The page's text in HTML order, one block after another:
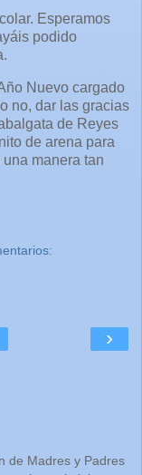
Esperamos
podido
Nuevo cargado
no, dar las gracias
de Reyes
de arena para
manera tan
›
de Madres y Padres